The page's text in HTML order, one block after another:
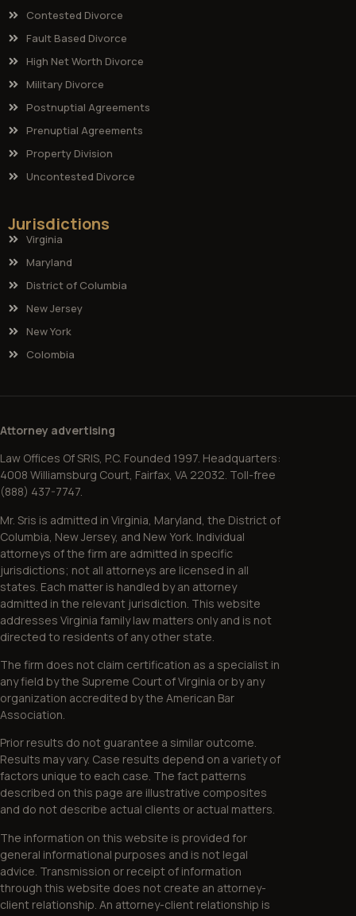
Contested Divorce
Fault Based Divorce
High Net Worth Divorce
Military Divorce
Postnuptial Agreements
Prenuptial Agreements
Property Division
Uncontested Divorce
Jurisdictions
Virginia
Maryland
District of Columbia
New Jersey
New York
Colombia
Attorney advertising
Law Offices Of SRIS, P.C. Founded 1997. Headquarters:
4008 Williamsburg Court, Fairfax, VA 22032. Toll-free
(888) 437-7747.
Mr. Sris is admitted in Virginia, Maryland, the District of
Columbia, New Jersey, and New York. Individual
attorneys of the firm are admitted in specific
jurisdictions; not all attorneys are licensed in all
states. Each matter is handled by an attorney
admitted in the relevant jurisdiction. This website
addresses Virginia family law matters only and is not
directed to residents of any other state.
The firm does not claim certification as a specialist in
any field by the Supreme Court of Virginia or by any
organization accredited by the American Bar
Association.
Prior results do not guarantee a similar outcome.
Results may vary. Case results depend on a variety of
factors unique to each case. The fact patterns
described on this page are illustrative composites
and do not describe actual clients or actual matters.
The information on this website is provided for
general informational purposes and is not legal
advice. Transmission or receipt of information
through this website does not create an attorney-
client relationship. An attorney-client relationship is